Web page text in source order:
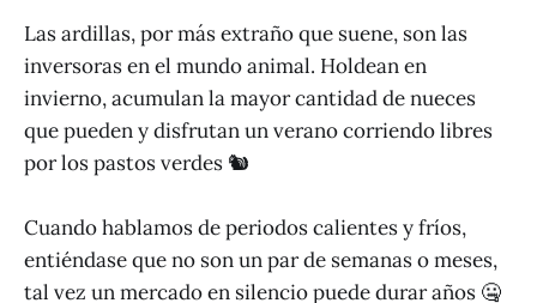
Las ardillas, por más extraño que suene, son las
inversoras en el mundo animal. Holdean en
invierno, acumulan la mayor cantidad de nueces
que pueden y disfrutan un verano corriendo libres
por los pastos verdes 🐿
Cuando hablamos de periodos calientes y fríos,
entiéndase que no son un par de semanas o meses,
tal vez un mercado en silencio puede durar años 🤐